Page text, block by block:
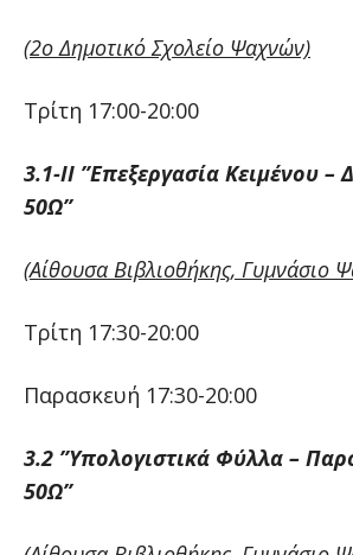
(2ο Δημοτικό Σχολείο Ψαχνών)
Τρίτη 17:00-20:00
3.1-ΙΙ ”Επεξεργασία Κειμένου –
50Ω”
(Αίθουσα Βιβλιοθήκης, Γυμνάσιο
Τρίτη 17:30-20:00
Παρασκευή 17:30-20:00
3.2 ”Υπολογιστικά Φύλλα –
50Ω”